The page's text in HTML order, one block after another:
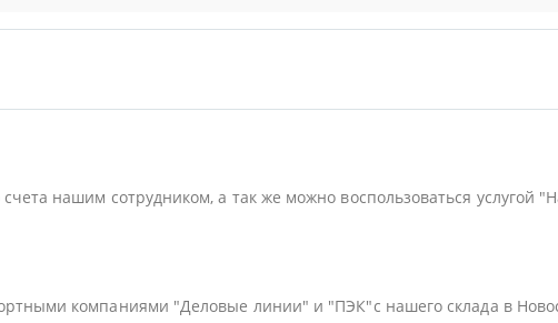
нашим сотрудником, а так же можно воспользоваться
компаниями "Деловые линии" и "ПЭК"с нашего склада в